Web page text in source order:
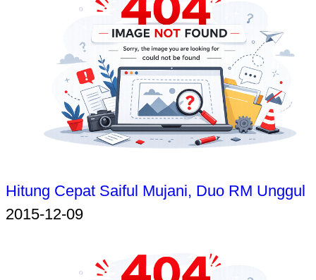
Hitung Cepat Saiful Mujani, Duo RM Unggul
2015-12-09